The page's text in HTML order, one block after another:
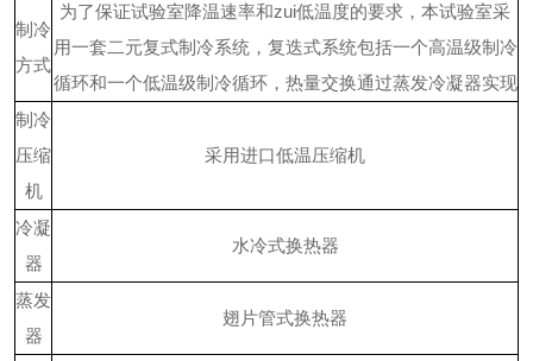
制冷
方式
为了保证试验室降温速率和zui低温度的要求，本试验室采
用一套二元复式制冷系统，复迭式系统包括一个高温级制冷
循环和一个低温级制冷循环，热量交换通过蒸发冷凝器实现
制冷
压缩
机
采用进口低温压缩机
冷凝
器
水冷式换热器
蒸发
器
翅片管式换热器